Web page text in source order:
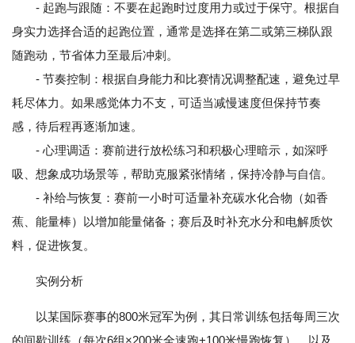
- 起跑与跟随：不要在起跑时过度用力或过于保守。根据自
身实力选择合适的起跑位置，通常是选择在第二或第三梯队跟
随跑动，节省体力至最后冲刺。
- 节奏控制：根据自身能力和比赛情况调整配速，避免过早
耗尽体力。如果感觉体力不支，可适当减慢速度但保持节奏
感，待后程再逐渐加速。
- 心理调适：赛前进行放松练习和积极心理暗示，如深呼
吸、想象成功场景等，帮助克服紧张情绪，保持冷静与自信。
- 补给与恢复：赛前一小时可适量补充碳水化合物（如香
蕉、能量棒）以增加能量储备；赛后及时补充水分和电解质饮
料，促进恢复。
实例分析
以某国际赛事的800米冠军为例，其日常训练包括每周三次
的间歇训练（每次6组×200米全速跑+100米慢跑恢复），以及